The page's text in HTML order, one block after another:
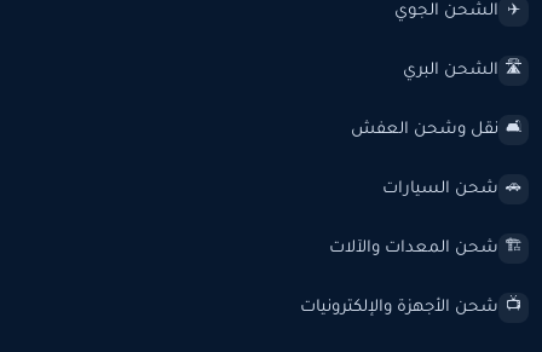
✈️ الشحن الجوي
🛣️ الشحن البري
🛋️ نقل وشحن العفش
🚗 شحن السيارات
🏗️ شحن المعدات والآلات
📺 شحن الأجهزة والإلكترونيات